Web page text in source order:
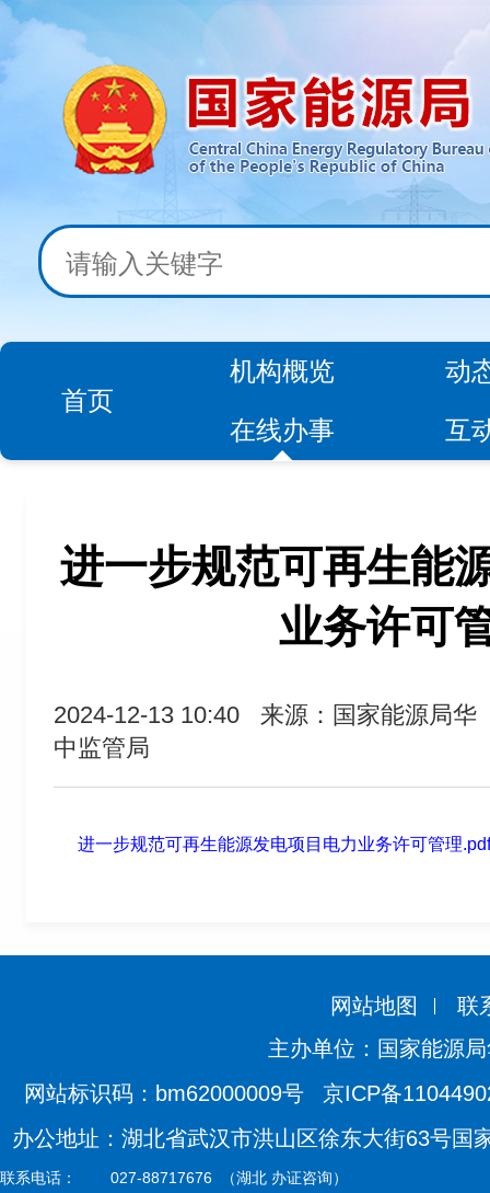
首页
机构概览
动
在线办事
互
进一步规范可再生能
业务许可
2024-12-13 10:40
来源：国家能源局华
中监管局
进一步规范可再生能源发电项目电力业务许可管理.pdf
网站地图
联
主办单位：国家能源
网站标识码：bm62000009号
京ICP备
办公地址：湖北省武汉市洪山区徐东大街63号国
联系电话：
027-88717676 （湖北 办证咨询）